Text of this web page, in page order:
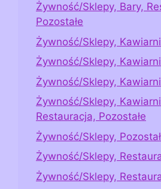
Żywność/Sklepy, Bary,
Pozostałe
Żywność/Sklepy,
Żywność/Sklepy,
Żywność/Sklepy,
Żywność/Sklepy,
Restauracja, Pozostałe
Żywność/Sklepy,
Żywność/Sklepy,
Żywność/Sklepy,